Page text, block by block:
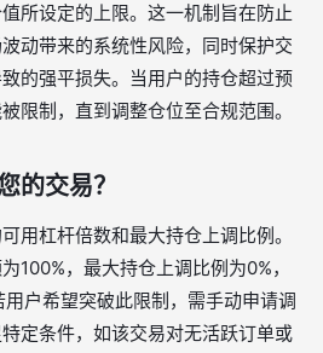
所设定的上限。这一机制旨在防止
动带来的系统性风险，同时保护交
的强平损失。当用户的持仓超过预
限制，直到调整仓位至合规范围。
的交易？
用杠杆倍数和最大持仓上调比例。
100%，最大持仓上调比例为0%，
户希望突破此限制，需手动申请调
定条件，如该交易对无活跃订单或